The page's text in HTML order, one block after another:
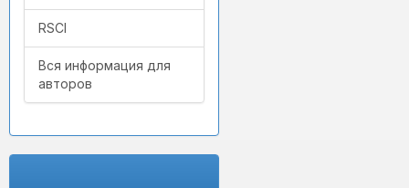
RSCI
Вся информация для
авторов